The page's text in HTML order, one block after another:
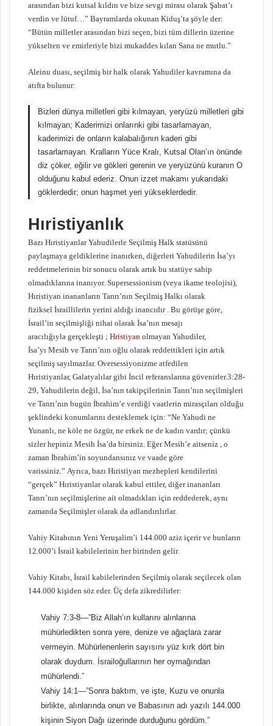
arasından bizi kutsal kıldın ve bize sevgi mirası olarak Şabat’ı
verdin ve lütuf…” Bayramlarda okunan Kiduş’ta şöyle der:
“Bütün milletler arasından bizi seçen, bizi tüm dillerin üzerine
yükselten ve emirleriyle bizi mukaddes kılan Sana ne mutlu.”
Aleinu duası, seçilmiş bir halk olarak Yahudiler kavramına da
atıfta bulunur:
Bizleri dünya milletleri gibi kılmayan, yeryüzü milletleri gibi
kılmayan; Kaderimizi onlarınki gibi tasarlamayan,
kaderimizi de onların kalabalığının kaderi gibi
tasarlamayan. Kralların Yüce Kralı, Kutsal Olan’ın önünde
diz çöker, eğilir ve gökleri gerenin ve yeryüzünü kuranın O
olduğunu kabul ederiz. Onun izzet makamı yukarıdaki
göklerdedir; onun haşmet yeri yükseklerdedir.
Hıristiyanlık
Bazı Hıristiyanlar Yahudilerle Seçilmiş Halk statüsünü
paylaşmaya geldiklerine inanırken, diğerleri Yahudilerin İsa’yı
reddetmelerinin bir sonucu olarak artık bu statüye sahip
olmadıklarına inanıyor. Supersessionism (veya ikame teolojisi),
Hıristiyan inananların Tanrı’nın Seçilmiş Halkı olarak
fiziksel İsraillilerin yerini aldığı inancıdır . Bu görüşe göre,
İsrail’in seçilmişliği nihai olarak İsa’nın mesajı
aracılığıyla gerçekleşti ; Hristiyan olmayan Yahudiler,
İsa’yı Mesih ve Tanrı’nın oğlu olarak reddettikleri için artık
seçilmiş sayılmazlar. Oversessiyonizme atfedilen
Hıristiyanlar, Galatyalılar gibi İncil referanslarına güvenirler.3:28-
29, Yahudilerin değil, İsa’nın takipçilerinin Tanrı’nın seçilmişleri
ve Tanrı’nın bugün İbrahim’e verdiği vaatlerin mirasçıları olduğu
şeklindeki konumlarını desteklemek için: “Ne Yahudi ne
Yunanlı, ne köle ne özgür, ne erkek ne de kadın vardır; çünkü
sizler hepiniz Mesih İsa’da birsiniz. Eğer Mesih’e aitseniz , o
zaman İbrahim’in soyundansınız ve vaade göre
varissiniz.” Ayrıca, bazı Hıristiyan mezhepleri kendilerini
“gerçek” Hıristiyanlar olarak kabul ettiler, diğer inananları
Tanrı’nın seçilmişlerine ait olmadıkları için reddederek, aynı
zamanda Seçilmişler olarak da adlandırılırlar.
Vahiy Kitabının Yeni Yeruşalim’i 144.000 aziz içerir ve bunların
12.000’i İsrail kabilelerinin her birinden gelir.
Vahiy Kitabı, İsrail kabilelerinden Seçilmiş olarak seçilecek olan
144.000 kişiden söz eder. Üç defa zikredilirler:
Vahiy 7:3-8—”Biz Allah’ın kullarını alınlarına
mühürledikten sonra yere, denize ve ağaçlara zarar
vermeyin. Mühürlenenlerin sayısını yüz kırk dört bin
olarak duydum. İsrailoğullarının her oymağından
mühürlendi.”
Vahiy 14:1—”Sonra baktım, ve işte, Kuzu ve onunla
birlikte, alınlarında onun ve Babasının adı yazılı 144.000
kişinin Siyon Dağı üzerinde durduğunu gördüm.”